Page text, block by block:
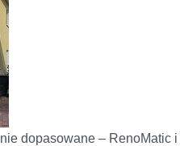
dopasowane – RenoMatic